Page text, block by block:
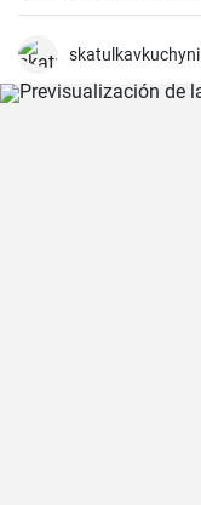
de La Rioja.
skatulkavkuchyni